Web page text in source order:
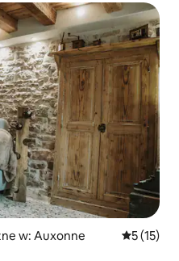
gości
w: Auxonne Średnia
5 (15)